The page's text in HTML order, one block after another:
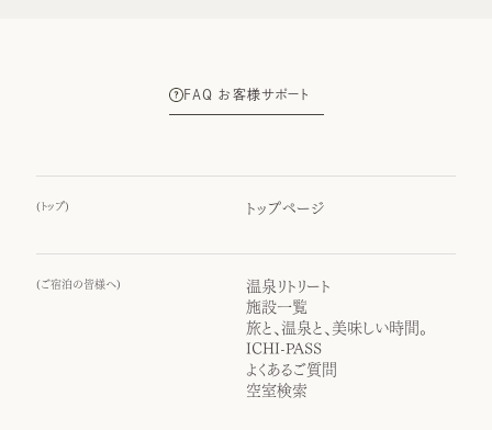
FAQ お客様サポート
( トップ) トップページ
( ご宿泊の皆様へ)
温泉リトリート
施設一覧
旅と、温泉と、美味しい時間。
ICHI-PASS
よくあるご質問
空室検索